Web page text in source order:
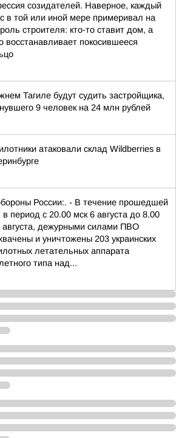
созидателей. Наверное, каждый
в той или иной мере примеривал на
строителя: кто-то ставит дом, а
восстанавливает покосившееся
Тагиле будут судить застройщика,
9 человек на 24 млн рублей
атаковали склад Wildberries в
России:. - В течение прошедшей
в период с 20.00 мск 6 августа до 8.00
августа, дежурными силами ПВО
и уничтожены 203 украинских
летательных аппарата
типа над...